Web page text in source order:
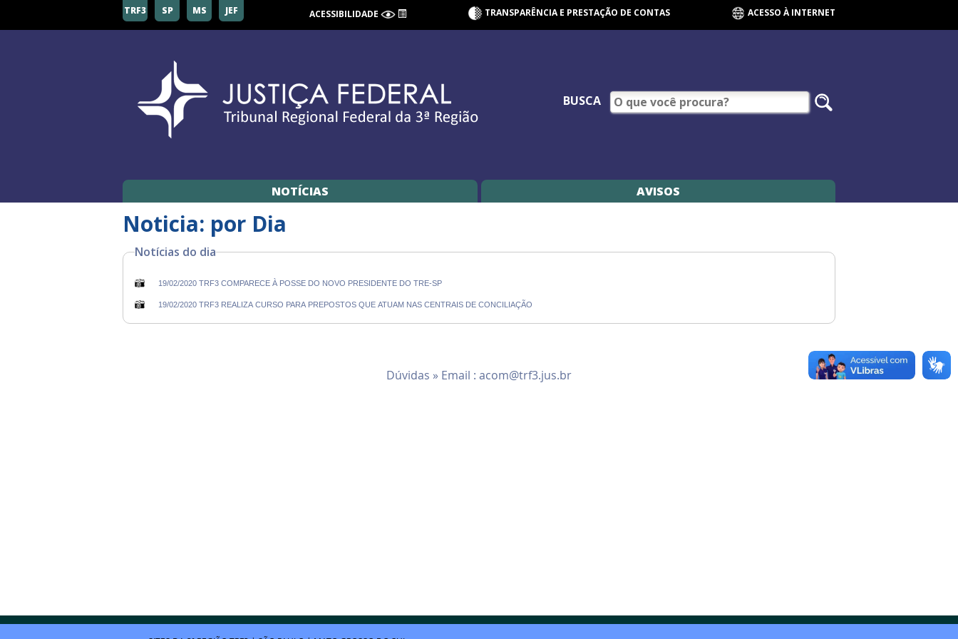
TRF3 SP MS JEF ACESSIBILIDADE TRANSPARÊNCIA E PRESTAÇÃO DE CONTAS ACESSO À INTERNET
BUSCA
NOTÍCIAS AVISOS
Noticia: por Dia
Notícias do dia
19/02/2020 TRF3 COMPARECE À POSSE DO NOVO PRESIDENTE DO TRE-SP
19/02/2020 TRF3 REALIZA CURSO PARA PREPOSTOS QUE ATUAM NAS CENTRAIS DE CONCILIAÇÃO
Dúvidas » Email : acom@trf3.jus.br